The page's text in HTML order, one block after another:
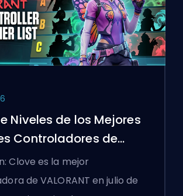
Niveles de los Mejores
Controladores de
Clove es la mejor
de VALORANT en julio de